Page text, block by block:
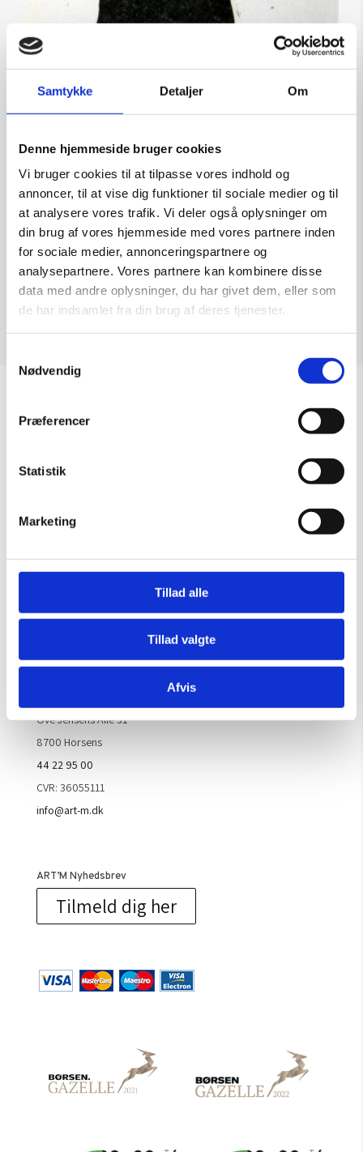
Samtykke Detaljer Om
Denne hjemmeside bruger cookies
Vi bruger cookies til at tilpasse vores indhold og
annoncer, til at vise dig funktioner til sociale medier og til
at analysere vores trafik. Vi deler også oplysninger om
din brug af vores hjemmeside med vores partnere inden
for sociale medier, annonceringspartnere og
analysepartnere. Vores partnere kan kombinere disse
data med andre oplysninger, du har givet dem, eller som
de har indsamlet fra din brug af deres tjenester.
Nødvendig
Præferencer
Statistik
Marketing
Tillad alle
Tillad valgte
Afvis
Grafik Sort/Hvid
Kunstner:
Størrelse: 28×33
Tilføj til kurv
Gælder til og med 15/8
Mandag – Torsdag:
Lørdag, søndag & helligdage:
Handelsbetingelser
Ove Jensens Allé 31
8700 Horsens
44 22 95 00
CVR: 36055111
info@art-m.dk
ART’M Nyhedsbrev
Tilmeld dig her